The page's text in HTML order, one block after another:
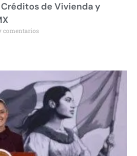
de Vivienda y
comentarios